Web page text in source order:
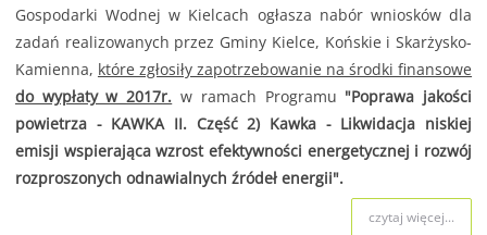
Gospodarki Wodnej w Kielcach ogłasza nabór wniosków dla
zadań realizowanych przez Gminy Kielce, Końskie i Skarżysko-
Kamienna, które zgłosiły zapotrzebowanie na środki finansowe
do wypłaty w 2017r. w ramach Programu "Poprawa jakości
powietrza - KAWKA II. Część 2) Kawka - Likwidacja niskiej
emisji wspierająca wzrost efektywności energetycznej i rozwój
rozproszonych odnawialnych źródeł energii".
czytaj więcej...